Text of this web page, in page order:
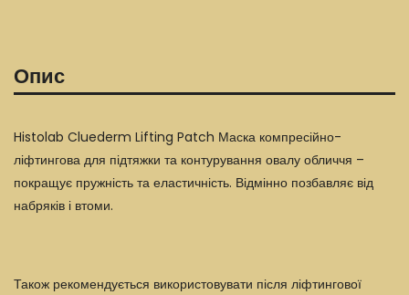
Опис
Histolab Cluederm Lifting Patch Маска компресійно-
ліфтингова для підтяжки та контурування овалу обличчя –
покращує пружність та еластичність. Відмінно позбавляє від
набряків і втоми.
Також рекомендується використовувати після ліфтингової